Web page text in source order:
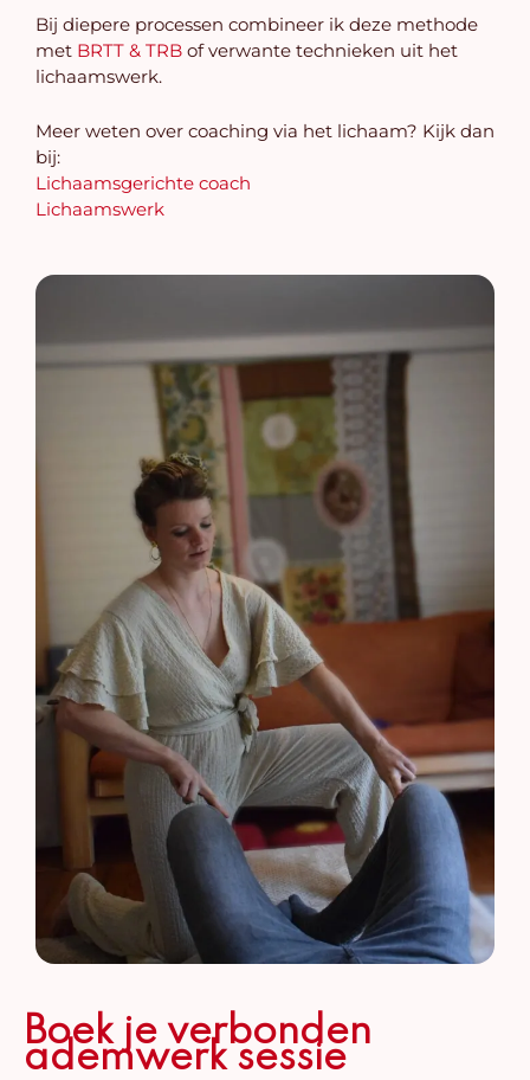
Bij diepere processen combineer ik deze methode
met BRTT & TRB of verwante technieken uit het
lichaamswerk.
Meer weten over coaching via het lichaam? Kijk dan
bij:
Lichaamsgerichte coach
Lichaamswerk
Boek je verbonden
ademwerk sessie